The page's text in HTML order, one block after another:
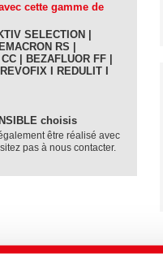
cette gamme de
SELECTION |
RS |
| BEZAFLUOR FF |
I REDULIT I
choisis
être réalisé avec
pas à nous contacter.